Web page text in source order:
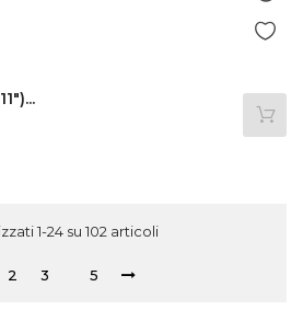
1-24 su 102 articoli
2 3 5